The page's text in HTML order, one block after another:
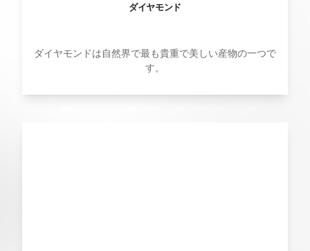
ダイヤモンド
ダイヤモンドは自然界で最も貴重で美しい産物の一つで
す。